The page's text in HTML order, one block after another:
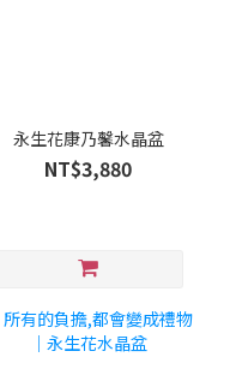
永生花康乃馨水晶盆
NT$3,880